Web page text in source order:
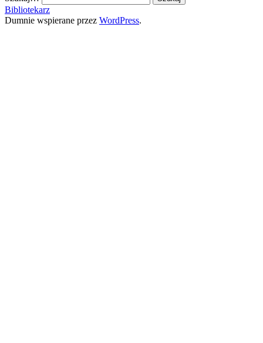
Bibliotekarz
Dumnie wspierane przez WordPress.